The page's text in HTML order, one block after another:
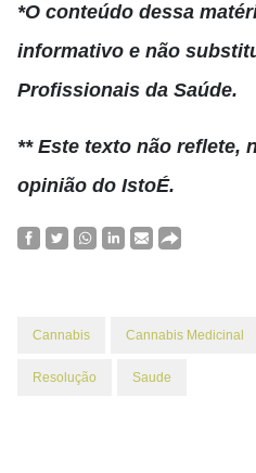
*O conteúdo dessa
informativo e não
Profissionais da Saúde.
** Este texto não reflete,
opinião do IstoÉ.
Cannabis Cannabis Medicinal
Resolução Saude